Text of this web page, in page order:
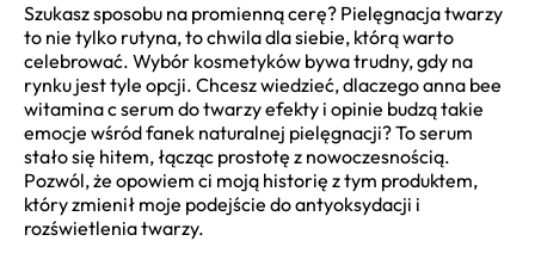
Szukasz sposobu na promienną cerę? Pielęgnacja twarzy
to nie tylko rutyna, to chwila dla siebie, którą warto
celebrować. Wybór kosmetyków bywa trudny, gdy na
rynku jest tyle opcji. Chcesz wiedzieć, dlaczego anna bee
witamina c serum do twarzy efekty i opinie budzą takie
emocje wśród fanek naturalnej pielęgnacji? To serum
stało się hitem, łącząc prostotę z nowoczesnością.
Pozwól, że opowiem ci moją historię z tym produktem,
który zmienił moje podejście do antyoksydacji i
rozświetlenia twarzy.